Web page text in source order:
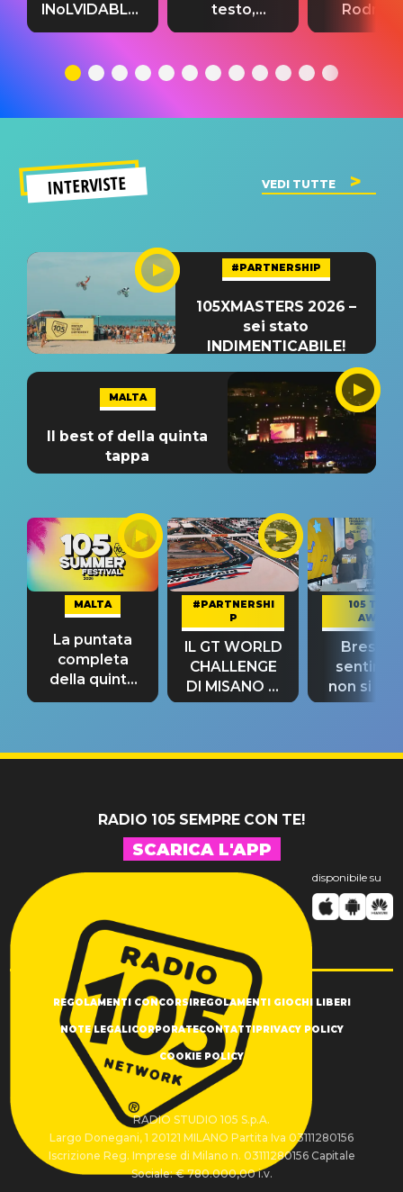
INoLVIDABLE”:
testo,
significato
testo,
traduzione e
del singolo
testo,
INTERVISTE VEDI TUTTE
#PARTNERSHIP
105XMASTERS 2026 –
sei stato
INDIMENTICABILE!
MALTA
Il best of della quinta
tappa
MALTA
La puntata
completa
della quinta
tappa
#PARTNERSHI
P
IL GT WORLD
CHALLENGE
DI MISANO si
riconferma
105 TAKE
AWAY
Bresh:
non si
fino alla
RADIO 105 SEMPRE CON TE!
SCARICA L'APP
disponibile su
REGOLAMENTI CONCORSIREGOLAMENTI GIOCHI LIBERI
NOTE LEGALICORPORATECONTATTIPRIVACY POLICY
COOKIE POLICY
RADIO STUDIO 105 S.p.A.
Largo Donegani, 1 20121 MILANO Partita Iva 03111280156
Iscrizione Reg. Imprese di Milano n. 03111280156 Capitale
Sociale: € 780.000,00 i.v.